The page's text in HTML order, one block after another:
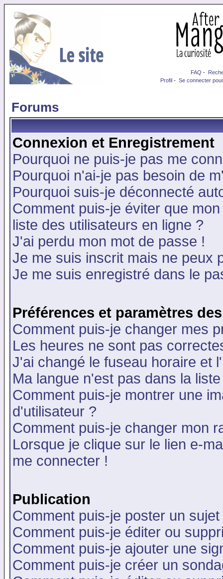
FAQ -
Profil - Se connecter
Forums
Connexion et Enregistrement
Pourquoi ne puis-je pas me
Pourquoi n'ai-je pas besoin de
Pourquoi suis-je déconnecté
Comment puis-je éviter que
liste des utilisateurs en ligne ?
J'ai perdu mon mot de passe !
Je me suis inscrit mais ne peux
Je me suis enregistré dans le
Préférences et paramètres
Comment puis-je changer mes
Les heures ne sont pas
J'ai changé le fuseau horaire et
Ma langue n'est pas dans la
Comment puis-je montrer une
d'utilisateur ?
Comment puis-je changer mon
Lorsque je clique sur le lien e-
me connecter !
Publication
Comment puis-je poster un
Comment puis-je éditer ou
Comment puis-je ajouter une
Comment puis-je créer un